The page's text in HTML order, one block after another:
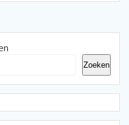
Zoeken